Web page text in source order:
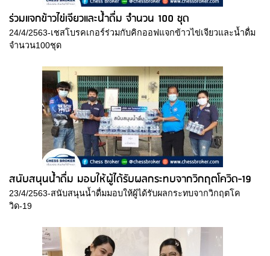
ร่วมแจกข้าวไข่เจียวและน้ำดื่ม จำนวน 100 ชุด
24/4/2563-เชสโบรคเกอร์ร่วมกับคิกออฟแจกข้าวไข่เจียวและน้ำดื่ม
จำนวน100ชุด
สนับสนุนน้ำดื่ม มอบให้ผู้ได้รับผลกระทบจากวิกฤตโควิด-19
23/4/2563-สนับสนุนน้ำดื่มมอบให้ผู้ได้รับผลกระทบจากวิกฤตโค
วิด-19